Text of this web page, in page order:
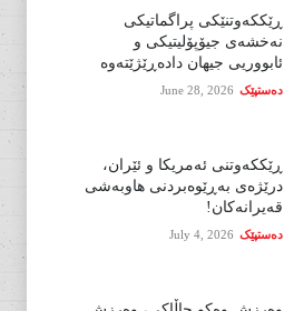
ڕێککەوتنێکی پراگماتیکی
نەخشەی جیۆپۆلیتیکی و
ئابووریی جیهان دادەڕێژێتەوە
دەستپێک June 28, 2026
ڕێککەوتنی ئەمریکا و ئێران،
درێژەی بەڕێوەبردنی هاوبەشی
قەیرانەکان!
دەستپێک July 4, 2026